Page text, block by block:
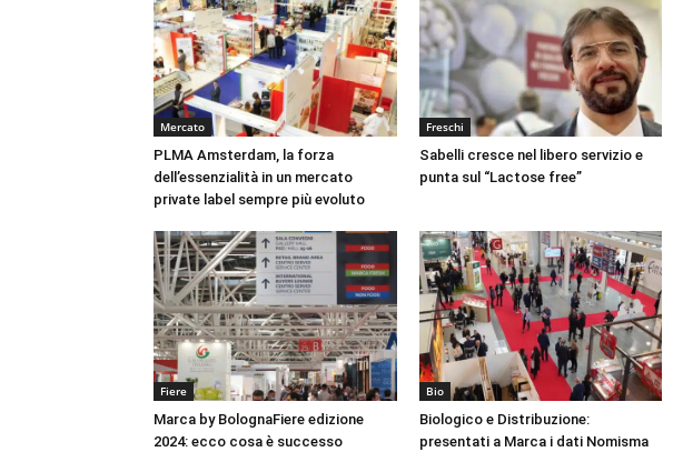
Mercato
PLMA Amsterdam, la forza
dell’essenzialità in un mercato
private label sempre più evoluto
Freschi
Sabelli cresce nel libero servizio e
punta sul “Lactose free”
Fiere
Marca by BolognaFiere edizione
2024: ecco cosa è successo
Bio
Biologico e Distribuzione:
presentati a Marca i dati Nomisma